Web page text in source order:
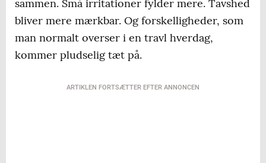
sammen. Små irritationer fylder mere. Tavshed
bliver mere mærkbar. Og forskelligheder, som
man normalt overser i en travl hverdag,
kommer pludselig tæt på.
ARTIKLEN FORTSÆTTER EFTER ANNONCEN